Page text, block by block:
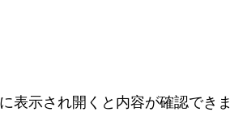
表示され開くと内容が確認できま